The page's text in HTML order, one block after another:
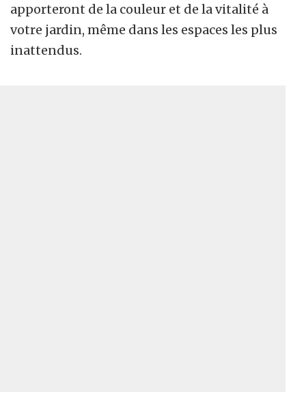
apporteront de la couleur et de la vitalité à
votre jardin, même dans les espaces les plus
inattendus.